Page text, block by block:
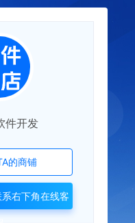
件开发
的商铺
右下角在线客